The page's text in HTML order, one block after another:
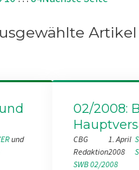
Artikel
und
02/2008:
CBG
Redaktion
1. April
2008
SWB 02/2008